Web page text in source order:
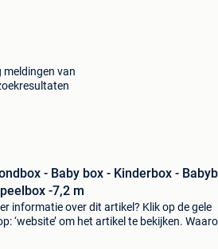
meldingen van
- Baby box - Kinderbox -
-7,2 m
informatie over dit artikel? Klik op de gele
‘website’ om het artikel te bekijken.